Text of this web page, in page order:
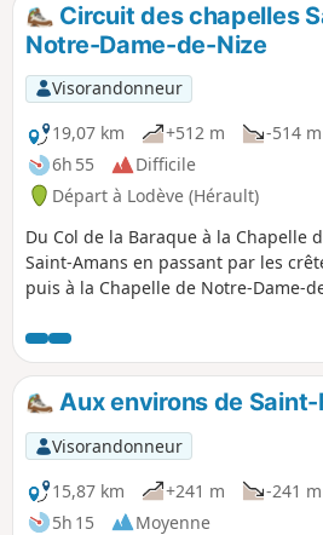
Circuit des chapelles
Notre-Dame-de-Nize
Visorandonneur
19,07 km
+512 m
-514 m
6h 55
Difficile
Départ à Lodève (Hérault)
Du Col de la Baraque à la Chapelle
Saint-Amans en passant par les
puis à la Chapelle de Notre-Dame-
Aux environs de
Visorandonneur
15,87 km
+241 m
-241 m
5h 15
Moyenne